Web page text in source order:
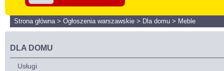
Strona główna> Ogłoszenia warszawskie > Dla domu > Meble
DLA DOMU
Usługi